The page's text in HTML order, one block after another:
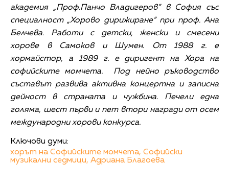
академия „Проф.Панчо Владигеров” в София със
специалност „Хорово дирижиране” при проф. Ана
Белчева. Работи с детски, женски и смесени
хорове в Самоков и Шумен. От 1988 г. е
хормайстор, а 1989 г. е диригент на Хора на
софийските момчета. Под нейно ръководство
съставът развива активна концертна и записна
дейност в страната и чужбина. Печели една
голяма, шест първи и пет втори награди от осем
международни хорови конкурса.
Ключови думи:
хорът на Софийските момчета, Софийски
музикални седмици, Адриана Благоева